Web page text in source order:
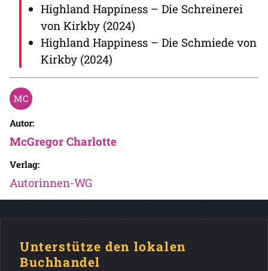
Highland Happiness – Die Schreinerei
von Kirkby (2024)
Highland Happiness – Die Schmiede von
Kirkby (2024)
Autor:
McGregor Charlotte
Verlag:
Autorinnen-WG
Unterstütze den lokalen
Buchhandel